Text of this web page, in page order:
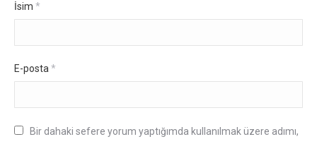
İsim *
E-posta *
Bir dahaki sefere yorum yaptığımda kullanılmak üzere adımı,